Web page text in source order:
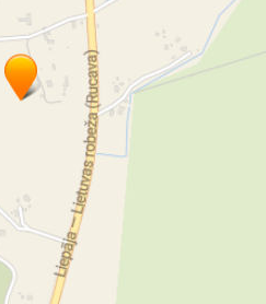
aizsargžalūzijas
žalūzija
motori
durvju uzstādīšana
garāžu durvis
garāžas durvis
bīdāmie sētas vārti
sekcijveida vārti
vārti
vārti
vārti